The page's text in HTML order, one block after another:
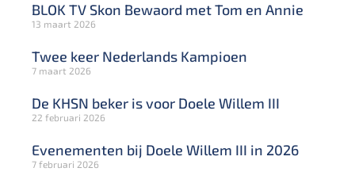
BLOK TV Skon Bewaord met Tom en Annie
13 maart 2026
Twee keer Nederlands Kampioen
7 maart 2026
De KHSN beker is voor Doele Willem III
22 februari 2026
Evenementen bij Doele Willem III in 2026
7 februari 2026